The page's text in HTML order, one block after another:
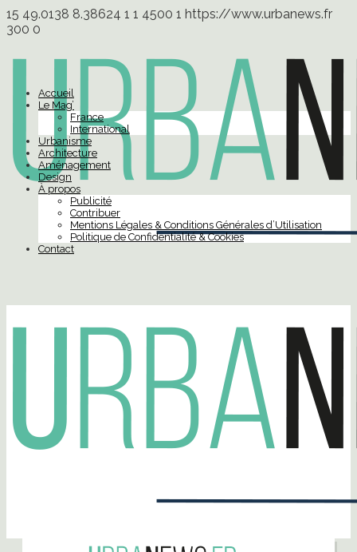
15 49.0138 8.38624 1 1 4500 1 https://www.urbanews.fr
300 0
Accueil
Le Mag’
France
International
Urbanisme
Architecture
Aménagement
Design
À propos
Publicité
Contribuer
Mentions Légales & Conditions Générales d’Utilisation
Politique de Confidentialité & Cookies
Contact